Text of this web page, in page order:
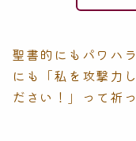
聖書的にもパワハ
にも「私を攻撃力
ださい！」って祈